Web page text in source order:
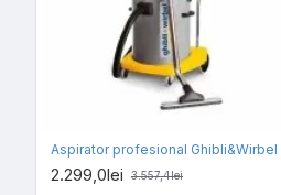
2.299,0lei 3.557,4lei